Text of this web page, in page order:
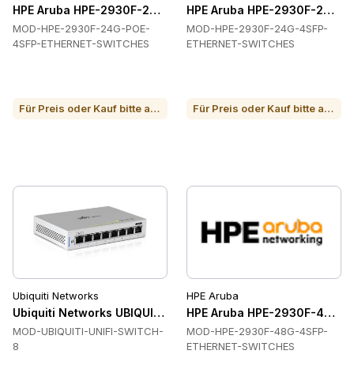
HPE Aruba HPE-2930F-24G-POE-4SFP-ETHERNET-
MOD-HPE-2930F-24G-POE-
4SFP-ETHERNET-SWITCHES
Für Preis oder Kauf bitte anrufen
HPE Aruba HPE-2930F-24G-
MOD-HPE-2930F-24G-4SFP-
ETHERNET-SWITCHES
Für Preis oder Kauf bitte anrufen
Ubiquiti Networks
Ubiquiti Networks UBIQUITI-UNIFI-SWITCH-8 Schalter
MOD-UBIQUITI-UNIFI-SWITCH-
8
HPE Aruba
HPE Aruba HPE-2930F-48G-
MOD-HPE-2930F-48G-4SFP-
ETHERNET-SWITCHES